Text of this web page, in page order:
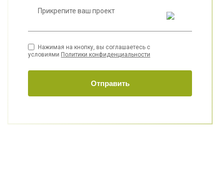
Прикрепите ваш проект
Нажимая на кнопку, вы соглашаетесь с
условиями Политики конфиденциальности
Отправить